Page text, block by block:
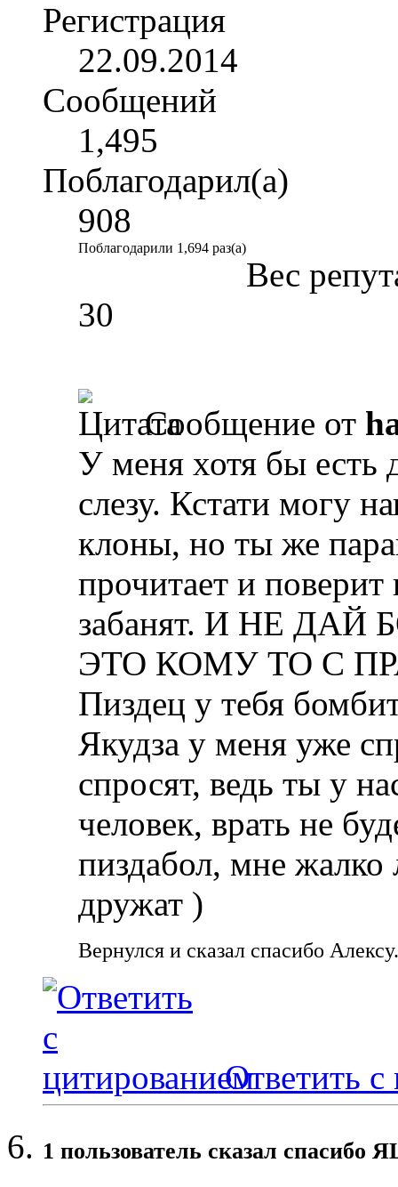
Регистрация
22.09.2014
Сообщений
1,495
Поблагодарил(а)
908
Поблагодарили 1,694 раз(а)
Вес
30
Сообщение от
У меня хотя бы есть
слезу. Кстати могу
клоны, но ты же
прочитает и поверит
забанят. И НЕ
ЭТО КОМУ ТО С
Пиздец у тебя
Якудза у меня уже
спросят, ведь ты у
человек, врать не
пиздабол, мне
дружат )
Вернулся и сказал спасибо Алексу.
Ответить с
1 пользователь сказал